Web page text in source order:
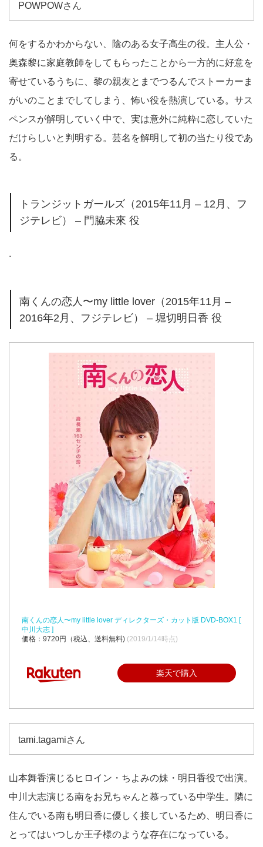
POWPOWさん
何をするかわからない、陰のある女子高生の役。主人公・
奥森黎に家庭教師をしてもらったことから一方的に好意を
寄せているうちに、黎の親友とまでつるんでストーカーま
がいのことまでしてしまう、怖い役を熱演している。サス
ペンスが解明していく中で、実は意外に純粋に恋していた
だけらしいと判明する。芸名を解明して初の当たり役であ
る。
トランジットガールズ（2015年11月 – 12月、フ
ジテレビ） – 門脇未來 役
.
南くんの恋人〜my little lover（2015年11月 –
2016年2月、フジテレビ） – 堀切明日香 役
南くんの恋人〜my little lover ディレクターズ・カット版 DVD-BOX1 [
中川大志 ]
価格：9720円（税込、送料無料) (2019/1/14時点)
楽天で購入
tami.tagamiさん
山本舞香演じるヒロイン・ちよみの妹・明日香役で出演。
中川大志演じる南をお兄ちゃんと慕っている中学生。隣に
住んでいる南も明日香に優しく接しているため、明日香に
とってはいつしか王子様のような存在になっている。